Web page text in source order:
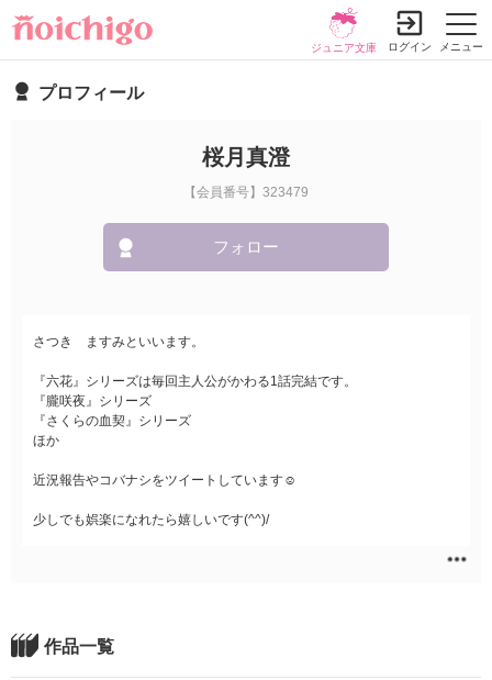
メニュー
ジュニア文庫 ログイン
プロフィール
桜月真澄
【会員番号】323479
フォロー
さつき ますみといいます。
『六花』シリーズは毎回主人公がかわる1話完結です。
『朧咲夜』シリーズ
『さくらの血契』シリーズ
ほか
近況報告やコバナシをツイートしています☺️
少しでも娯楽になれたら嬉しいです(^^)/
作品一覧